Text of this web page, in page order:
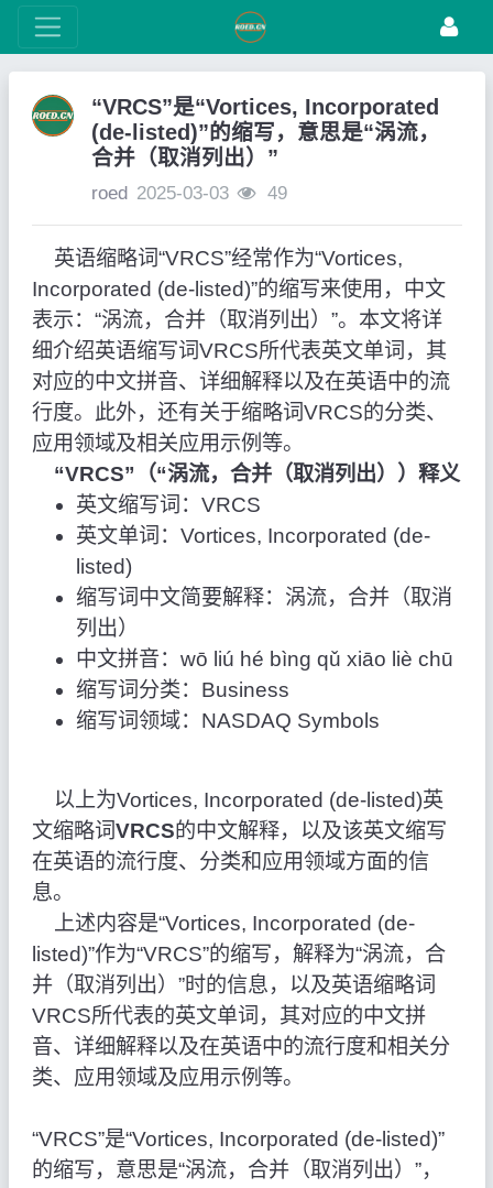
“VRCS”是“Vortices, Incorporated
(de-listed)”的缩写，意思是“涡流，
合并（取消列出）”
roed 2025-03-03 49
英语缩略词“VRCS”经常作为“Vortices,
Incorporated (de-listed)”的缩写来使用，中文
表示：“涡流，合并（取消列出）”。本文将详
细介绍英语缩写词VRCS所代表英文单词，其
对应的中文拼音、详细解释以及在英语中的流
行度。此外，还有关于缩略词VRCS的分类、
应用领域及相关应用示例等。
“VRCS”（“涡流，合并（取消列出））释义
英文缩写词：VRCS
英文单词：Vortices, Incorporated (de-
listed)
缩写词中文简要解释：涡流，合并（取消
列出）
中文拼音：wō liú hé bìng qǔ xiāo liè chū
缩写词分类：Business
缩写词领域：NASDAQ Symbols
以上为Vortices, Incorporated (de-listed)英
文缩略词VRCS的中文解释，以及该英文缩写
在英语的流行度、分类和应用领域方面的信
息。
上述内容是“Vortices, Incorporated (de-
listed)”作为“VRCS”的缩写，解释为“涡流，合
并（取消列出）”时的信息，以及英语缩略词
VRCS所代表的英文单词，其对应的中文拼
音、详细解释以及在英语中的流行度和相关分
类、应用领域及应用示例等。
“VRCS”是“Vortices, Incorporated (de-listed)”
的缩写，意思是“涡流，合并（取消列出）”，